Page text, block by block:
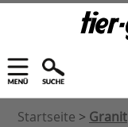
Startseite > Granit